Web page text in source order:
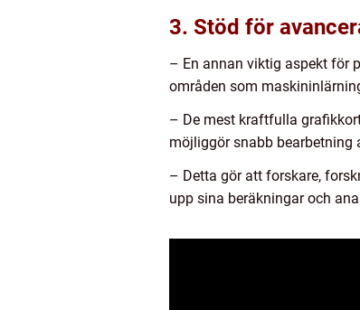
3. Stöd för
– En annan viktig aspekt för
områden som
– De mest kraftfulla
möjliggör snabb bearbetning
– Detta gör att forskare,
upp sina beräkningar och